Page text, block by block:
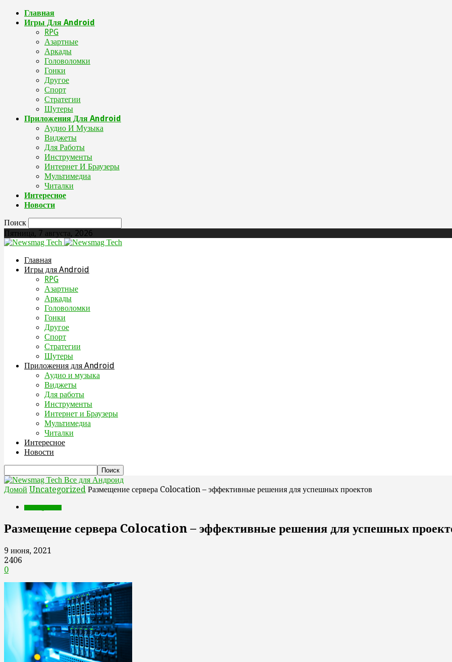
Главная
Игры Для Android
RPG
Азартные
Аркады
Головоломки
Гонки
Другое
Спорт
Стратегии
Шутеры
Приложения Для Android
Аудио И Музыка
Виджеты
Для Работы
Инструменты
Интернет И Браузеры
Мультимедиа
Читалки
Интересное
Новости
Поиск
Пятница, 7 августа, 2026
Главная
Игры для Android
RPG
Азартные
Аркады
Головоломки
Гонки
Другое
Спорт
Стратегии
Шутеры
Приложения для Android
Аудио и музыка
Виджеты
Для работы
Инструменты
Интернет и Браузеры
Мультимедиа
Читалки
Интересное
Новости
Все для Андроид
Домой Uncategorized Размещение сервера Colocation – эффективные решения для успешных проектов
Размещение сервера Colocation – эффективные решения для успешных
9 июня, 2021
2406
0